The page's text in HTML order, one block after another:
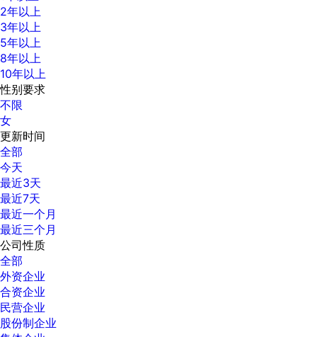
2年以上
3年以上
5年以上
8年以上
10年以上
性别要求
不限
女
更新时间
全部
今天
最近3天
最近7天
最近一个月
最近三个月
公司性质
全部
外资企业
合资企业
民营企业
股份制企业